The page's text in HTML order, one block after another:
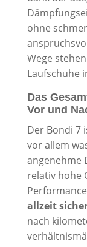
ohne
Wege
Laufschuhe
Das
Vor und
Der Bondi 7
vor allem
angenehme
relativ hohe
allzeit
nach